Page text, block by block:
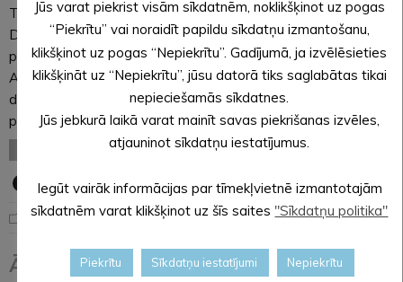
Trešdien, 22. septembrī, Alūksnes novada pašvaldības,
Dzimtsarakstu nodaļas un Jaunalūksnes pagasta pārvaldes
pārstāvji 101 gada jubilejā godināja novada iedzīvotāju
Ausmu Miliju Zakarīti. Jubilāri un viņas ģimenes locekļus svētku
dienā apciemoja un sveica Alūksnes novada domes
priekšsēdētājs Dzintars Adlers, Dzimtsarakstu nodaļas…
Aktuāli
Ārvalstu vēstnieki apmeklē Alūksni
Jūs varat piekrist visām sīkdatnēm, noklikšķinot uz pogas
“Piekrītu” vai noraidīt papildu sīkdatņu izmantošanu,
klikšķinot uz pogas “Nepiekrītu”. Gadījumā, ja izvēlēsieties
klikšķināt uz “Nepiekrītu”, jūsu datorā tiks saglabātas tikai
nepieciešamās sīkdatnes.
Jūs jebkurā laikā varat mainīt savas piekrišanas izvēles,
atjauninot sīkdatņu iestatījumus.
Iegūt vairāk informācijas par tīmekļvietnē izmantotajām
sīkdatnēm varat klikšķinot uz šīs saites "Sīkdatņu politika"
Piekrītu Sīkdatņu iestatījumi Nepiekrītu